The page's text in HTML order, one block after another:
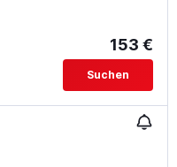
153 €
Suchen